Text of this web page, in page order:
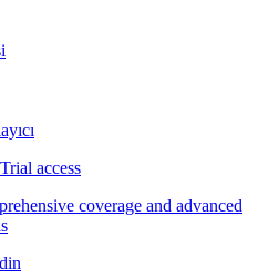
Trial access
coverage and advanced